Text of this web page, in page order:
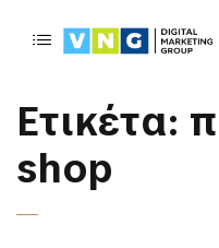
Ετικέτα:
shop